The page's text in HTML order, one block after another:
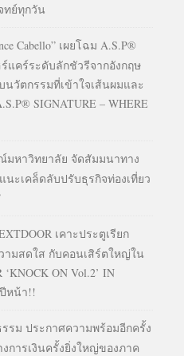
ทย์ทุกวัน
Cabello” เผยโฉม A.S.P®
แคร์ระดับลักชัวรีจากอังกฤษ
วัตกรรมที่เข้าใจเส้นผมและ
SIGNATURE – WHERE
มหาวิทยาลัย จัดสัมมนาทาง
ะเคล็ดลับปรับธุรกิจท่องเที่ยว
เคาะประตูเรียก
ามสดใส กับคอนเสิร์ตใหญ่ใน
ON Vol.2’ IN
ปีหน้า!!
รม ประกาศความพร้อมอีกครั้ง
การเงินครั้งยิ่งใหญ่ของภาค